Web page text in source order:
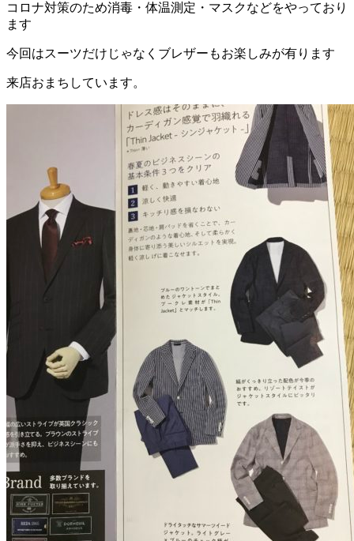
コロナ対策のため消毒・体温測定・マスクなどをやっており
ます
今回はスーツだけじゃなくブレザーもお楽しみが有ります
来店おまちしています。